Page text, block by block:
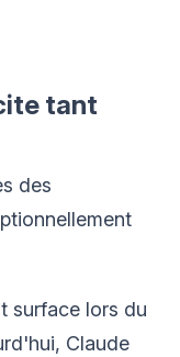
tant
des
surface lors du
Claude